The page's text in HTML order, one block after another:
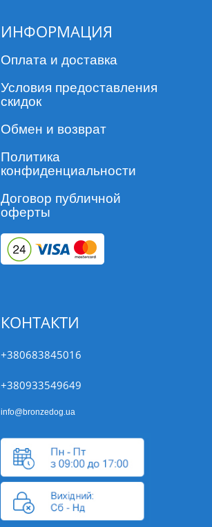
ИНФОРМАЦИЯ
Оплата и доставка
Условия предоставления
скидок
Обмен и возврат
Политика
конфиденциальности
Договор публичной
оферты
КОНТАКТИ
+380683845016
+380933549649
info@bronzedog.ua